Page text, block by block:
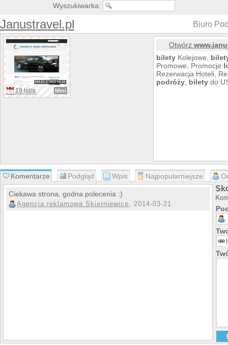
Wyszukiwarka:
Janustravel.pl Biuro
19 lat/a Mini
Otwórz
bilety Kolejowe,
Promowe, Promocje
Rezerwacja Hoteli,
podróży bilety do
Komentarze Podgląd Wpis Najpopularniejsze
Ciekawa strona, godna polecenia :)
Agencja reklamowa Skierniewice, 2014-03-21